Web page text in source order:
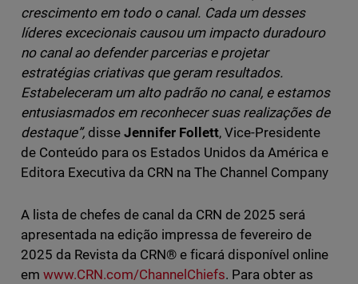
crescimento em todo o canal. Cada um desses
líderes excecionais causou um impacto duradouro
no canal ao defender parcerias e projetar
estratégias criativas que geram resultados.
Estabeleceram um alto padrão no canal, e estamos
entusiasmados em reconhecer suas realizações de
destaque”, disse Jennifer Follett, Vice-Presidente
de Conteúdo para os Estados Unidos da América e
Editora Executiva da CRN na The Channel Company
A lista de chefes de canal da CRN de 2025 será
apresentada na edição impressa de fevereiro de
2025 da Revista da CRN® e ficará disponível online
em www.CRN.com/ChannelChiefs. Para obter as